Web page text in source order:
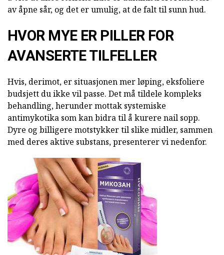
av åpne sår, og det er umulig, at de falt til sunn hud.
HVOR MYE ER PILLER FOR
AVANSERTE TILFELLER
Hvis, derimot, er situasjonen mer løping, eksfoliere
budsjett du ikke vil passe. Det må tildele kompleks
behandling, herunder mottak systemiske
antimykotika som kan bidra til å kurere nail sopp.
Dyre og billigere motstykker til slike midler, sammen
med deres aktive substans, presenterer vi nedenfor.